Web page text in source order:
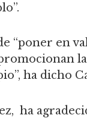
“poner en
ha dicho
ha